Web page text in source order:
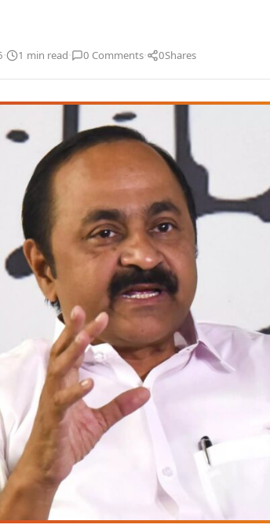
· 1 min read· 0 Comments· 0Shares